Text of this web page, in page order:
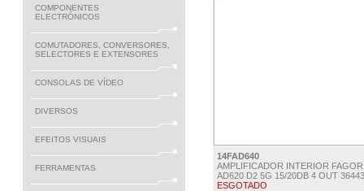
COMPONENTES
ELECTRÓNICOS
COMUTADORES, CONVERSORES,
SELECTORES E EXTENSORES
CONSOLAS DE VÍDEO
DIVERSOS
EFEITOS VISUAIS
FERRAMENTAS
14FAD640
AMPLIFICADOR INTERIOR FAGOR
AD620 D2 5G 15/20DB 4 OUT 36443
ESGOTADO